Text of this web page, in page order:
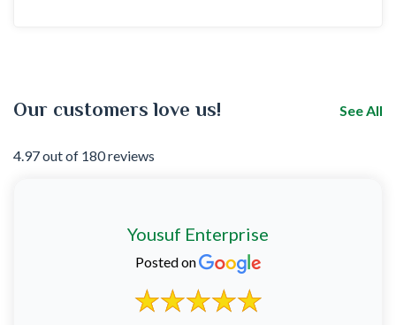
Our customers love us! See All
4.97 out of 180 reviews
Yousuf Enterprise
Posted on